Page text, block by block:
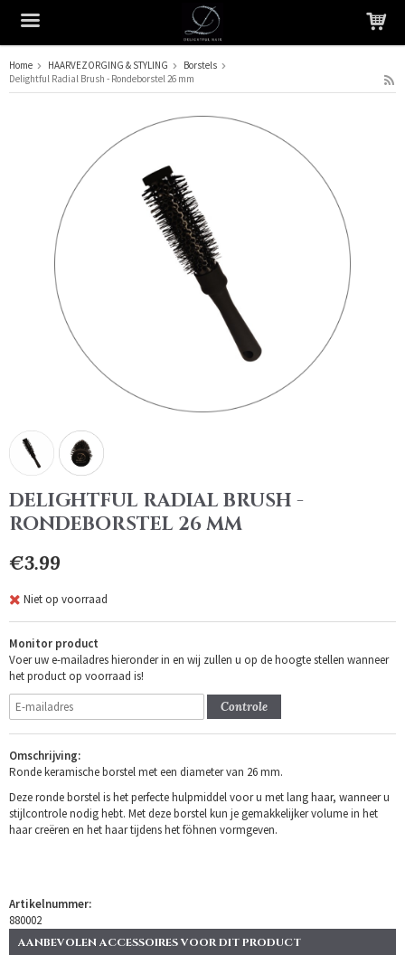
Het product is in je winkelmandje geplaatst
Home HAARVEZORGING & STYLING
Borstels
Delightful Radial Brush - Rondeborstel 26 mm
DELIGHTFUL RADIAL BRUSH -
RONDEBORSTEL 26 MM
€3.99
Niet op voorraad
Monitor product
Voer uw e-mailadres hieronder in en wij zullen u op de hoogte stellen wanneer
het product op voorraad is!
Controle
Omschrijving:
Ronde keramische borstel met een diameter van 26 mm.
Deze ronde borstel is het perfecte hulpmiddel voor u met lang haar, wanneer u
stijlcontrole nodig hebt. Met deze borstel kun je gemakkelijker volume in het
haar creëren en het haar tijdens het föhnen vormgeven.
Artikelnummer:
880002
AANBEVOLEN ACCESSOIRES VOOR DIT PRODUCT